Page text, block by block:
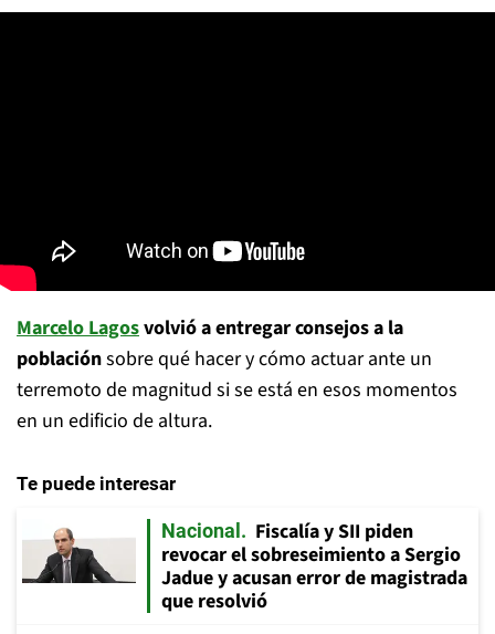
Marcelo Lagosvolvió a entregar consejos a la
poblaciónsobre qué hacer y cómo actuar ante un
terremoto de magnitud si se está en esos momentos
en un edificio de altura.
Te puede interesar
Nacional
Fiscalía y SII piden
revocar el sobreseimiento a Sergio
Jadue y acusan error de magistrada
que resolvió